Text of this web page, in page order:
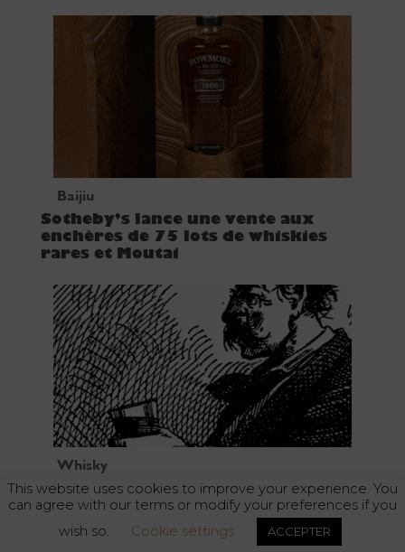
Baijiu
Sotheby’s lance une vente aux
enchères de 75 lots de whiskies
rares et Moutai
Whisky
Fête des pères : trois des meilleurs
whiskies pour moins de 100 euros
L'abus d'alcool est dangereux pour la santé
This website uses cookies to improve your experience. You
can agree with our terms or modify your preferences if you
wish so.
Cookie settings ACCEPTER